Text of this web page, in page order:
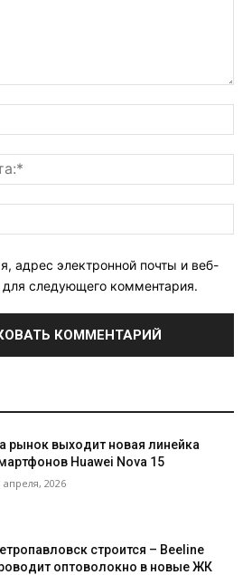
адрес электронной почты и веб-
следующего комментария.
рынок выходит новая линейка
Huawei Nova 15
апреля, 2026
строится – Beeline
оптоволокно в новые ЖК